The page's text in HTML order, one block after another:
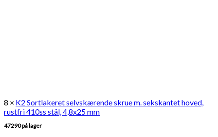
8 × K2 Sortlakeret selvskærende skrue m. sekskantet hoved,
rustfri 410ss stål, 4,8x25 mm
47290 på lager